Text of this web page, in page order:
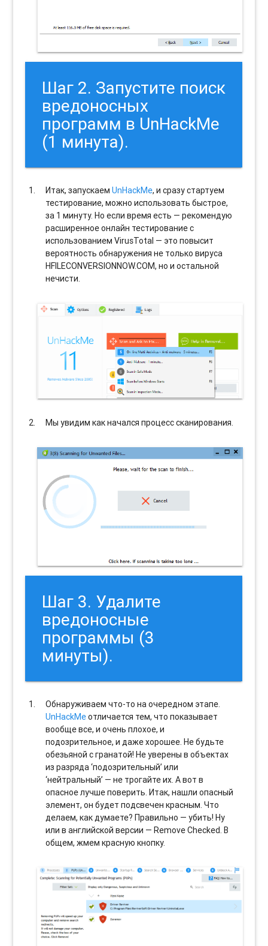
Шаг 2. Запустите поиск
вредоносных
программ в UnHackMe
(1 минута).
Итак, запускаемUnHackMe, и сразу стартуем
тестирование, можно использовать быстрое,
за 1 минуту. Но если время есть — рекомендую
расширенное онлайн тестирование с
использованием VirusTotal — это повысит
вероятность обнаружения не только вируса
HFILECONVERSIONNOW.COM, но и остальной
нечисти.
Мы увидим как начался процесс сканирования.
Шаг 3. Удалите
вредоносные
программы (3
минуты).
Обнаруживаем что-то на очередном этапе.
UnHackMeотличается тем, что показывает
вообще все, и очень плохое, и
подозрительное, и даже хорошее. Не будьте
обезьяной с гранатой! Не уверены в объектах
из разряда ‘подозрительный’ или
‘нейтральный’ — не трогайте их. А вот в
опасное лучше поверить. Итак, нашли опасный
элемент, он будет подсвечен красным. Что
делаем, как думаете? Правильно — убить! Ну
или в английской версии — Remove Checked. В
общем, жмем красную кнопку.